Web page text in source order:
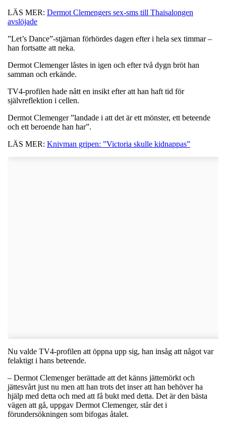
LÄS MER: Dermot Clemengers sex-sms till Thaisalongen
avslöjade
”Let’s Dance”-stjärnan förhördes dagen efter i hela sex timmar –
han fortsatte att neka.
Dermot Clemenger låstes in igen och efter två dygn bröt han
samman och erkände.
TV4-profilen hade nått en insikt efter att han haft tid för
självreflektion i cellen.
Dermot Clemenger ”landade i att det är ett mönster, ett beteende
och ett beroende han har”.
LÄS MER: Knivman gripen: ”Victoria skulle kidnappas”
Nu valde TV4-profilen att öppna upp sig, han insåg att något var
felaktigt i hans beteende.
– Dermot Clemenger berättade att det känns jättemörkt och
jättesvårt just nu men att han trots det inser att han behöver ha
hjälp med detta och med att få bukt med detta. Det är den bästa
vägen att gå, uppgav Dermot Clemenger, står det i
förundersökningen som bifogas åtalet.